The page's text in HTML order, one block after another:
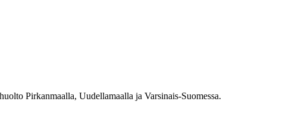
Pirkanmaalla, Uudellamaalla ja Varsinais-Suomessa.